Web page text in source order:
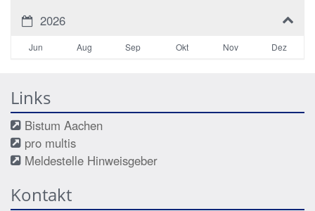
2026
Jun Aug Sep Okt Nov Dez
Links
Bistum Aachen
pro multis
Meldestelle Hinweisgeber
Kontakt